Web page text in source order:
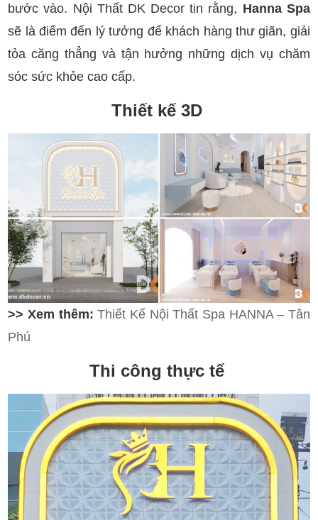
bước vào. Nội Thất DK Decor tin rằng, Hanna Spa
sẽ là điểm đến lý tưởng để khách hàng thư giãn, giải
tỏa căng thẳng và tận hưởng những dịch vụ chăm
sóc sức khỏe cao cấp.
Thiết kế 3D
>> Xem thêm: Thiết Kế Nội Thất Spa HANNA – Tân
Phú
Thi công thực tế